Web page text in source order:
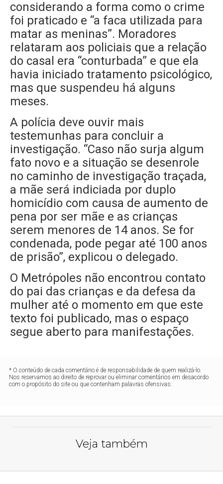
considerando a forma como o crime
foi praticado e “a faca utilizada para
matar as meninas”. Moradores
relataram aos policiais que a relação
do casal era “conturbada” e que ela
havia iniciado tratamento psicológico,
mas que suspendeu há alguns
meses.
A polícia deve ouvir mais
testemunhas para concluir a
investigação. “Caso não surja algum
fato novo e a situação se desenrole
no caminho de investigação traçada,
a mãe será indiciada por duplo
homicídio com causa de aumento de
pena por ser mãe e as crianças
serem menores de 14 anos. Se for
condenada, pode pegar até 100 anos
de prisão”, explicou o delegado.
O Metrópoles não encontrou contato
do pai das crianças e da defesa da
mulher até o momento em que este
texto foi publicado, mas o espaço
segue aberto para manifestações.
* O conteúdo de cada comentário é de responsabilidade de quem realizá-lo.
Nos reservamos ao direito de reprovar ou eliminar comentários em desacordo
com o propósito do site ou que contenham palavras ofensivas.
Veja também